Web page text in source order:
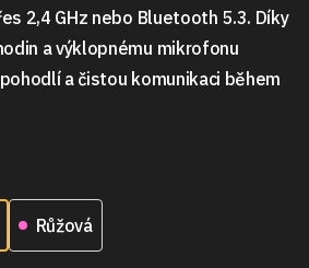
2,4 GHz nebo Bluetooth 5.3. Díky
a výklopnému mikrofonu
a čistou komunikaci během
Růžová